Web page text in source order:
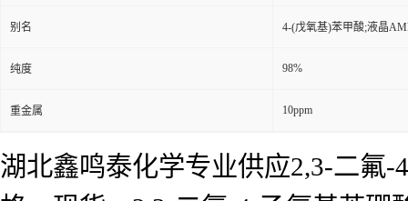
别名 4-(戊氧基)苯甲酸;液晶
纯度 98%
重金属 10ppm
湖北鑫鸣泰化学专业供应2,3-二氟